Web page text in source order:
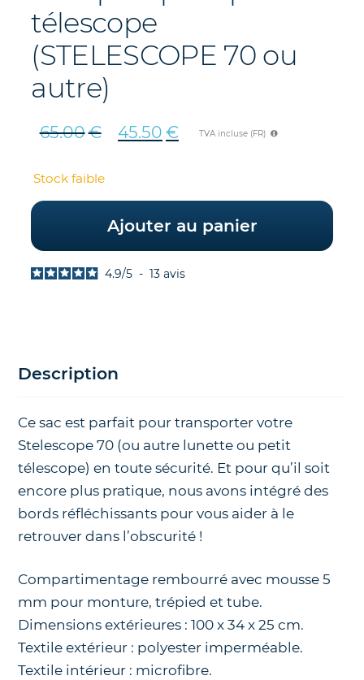
télescope
(STELESCOPE 70 ou
autre)
65.00€
Le
initial
était :
45.50 €
Le
actuel
est :
TVA incluse (FR)
Stock faible
Ajouter au panier
4.9/5 - 13avis
Description
Ce sac est parfait pour transporter votre
Stelescope 70 (ou autre lunette ou petit
télescope) en toute sécurité. Et pour qu’il soit
encore plus pratique, nous avons intégré des
bords réfléchissants pour vous aider à le
retrouver dans l’obscurité !
Compartimentage rembourré avec mousse 5
mm pour monture, trépied et tube.
Dimensions extérieures : 100 x 34 x 25 cm.
Textile extérieur : polyester imperméable.
Textile intérieur : microfibre.